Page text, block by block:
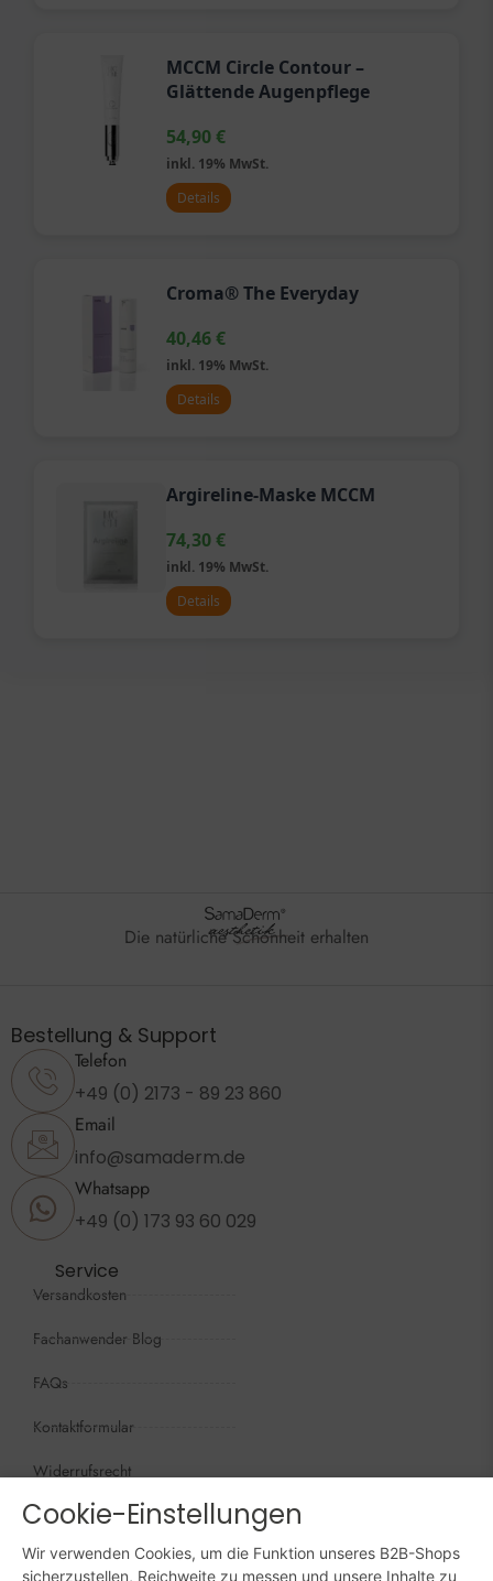
MCCM Circle Contour –
Glättende Augenpflege
54,90€
inkl. 19% MwSt.
Details
Croma® The Everyday
40,46€
inkl. 19% MwSt.
Details
Argireline-Maske MCCM
74,30€
inkl. 19% MwSt.
Details
Die natürliche Schönheit erhalten
Bestellung & Support
Telefon
+49 (0) 2173 - 89 23 860
Email
info@samaderm.de
Whatsapp
+49 (0) 173 93 60 029
Service
Versandkosten
Fachanwender Blog
FAQs
Kontaktformular
Widerrufsrecht
Öffnungszeiten
Wir sind persönlich, für Sie da:
Mo - Do: 09:00 - 16:00 Uhr
Cookie-Einstellungen
Wir verwenden Cookies, um die Funktion unseres B2B-Shops
sicherzustellen, Reichweite zu messen und unsere Inhalte zu